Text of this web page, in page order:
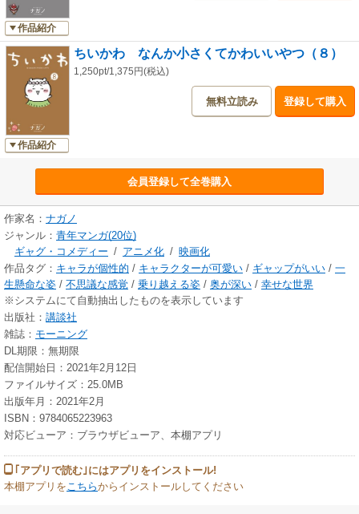
作品紹介
作品紹介
ちいかわ なんか小さくてかわいいやつ（８）
1,250pt/1,375円(税込)
無料立読み 登録して購入
会員登録して全巻購入
作家名： ナガノ
ジャンル： 青年マンガ(20位)
ギャグ・コメディー / アニメ化 / 映画化
作品タグ： キャラが個性的 / キャラクターが可愛い / ギャップがいい / 一
生懸命な姿 / 不思議な感覚 / 乗り越える姿 / 奥が深い / 幸せな世界
※システムにて自動抽出したものを表示しています
出版社： 講談社
雑誌： モーニング
DL期限：無期限
配信開始日：2021年2月12日
ファイルサイズ：25.0MB
出版年月：2021年2月
ISBN：9784065223963
対応ビューア：ブラウザビューア、本棚アプリ
｢アプリで読む｣にはアプリをインストール!
本棚アプリを こちらからインストールしてください